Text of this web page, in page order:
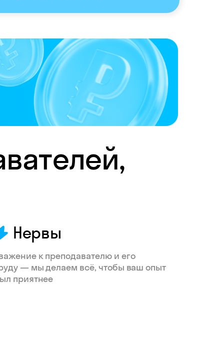
Нервы
к преподавателю и его
— мы делаем всё, чтобы ваш опыт
приятнее